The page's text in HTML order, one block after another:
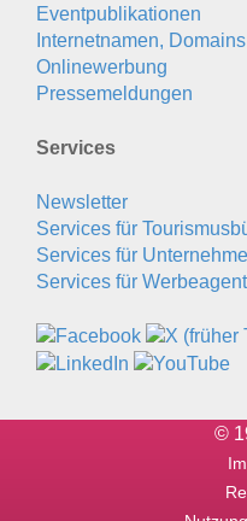
Eventpublikationen
Internetnamen, Domains
Onlinewerbung
Pressemeldungen
Services
Newsletter
Services für
Services für
Services für
©